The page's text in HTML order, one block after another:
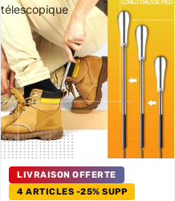
télescopique
LIVRAISON OFFERTE
4 ARTICLES -25% SUPP